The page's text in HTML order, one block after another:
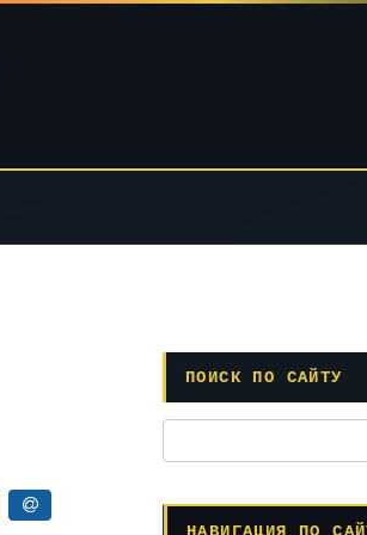
ПОИСК ПО САЙТУ